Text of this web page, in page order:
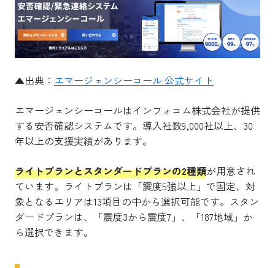
▲出典： エマージェンシーコール 公式サイト
エマージェンシーコールはインフォコム株式会社が提供
する安否確認システムです。導入社数9,000社以上、30
年以上の支援実績があります。
ライトプランとスタンダードプランの2種類が用意され
ています。ライトプランは「震度5強以上」で固定、対
象となるエリアは13項目の中から選択可能です。スタン
ダードプランは、「震度3から震度7」、「187地域」か
ら選択できます。